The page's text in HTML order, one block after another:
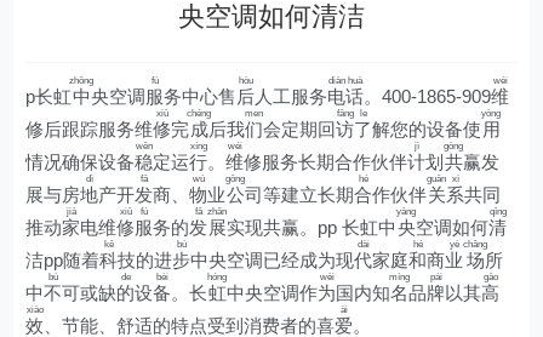
央空调如何清洁
p长虹中
zhōng
央空调服
fú
务中心售 后
hòu
人工服务电
diàn
话
huà
。400-1865-909维
wéi
修后跟踪服务维修
xiū
完成
chéng
后我们
men
会定期回访
fǎng
了
le
解您的设备使 用
yòng
情况确保设备稳
wěn
定运行
xíng
。维
wéi
修服务长期合作伙伴计
jì
划 共
gòng
赢发
展与房地
dì
产开发
fā
商、物
wù
业公
gōng
司等建立长期合
hé
作伙伴关
guān
系
xì
共同
推动家
jiā
电维修
xiū
服
fú
务的发
fā
展
zhǎn
实现共赢。pp 长虹中央
yāng
空调如何清
qīng
洁pp随着科
kē
技的进步
bù
中央空调已经成为现代
dài
家庭和
hé
商业
yè
场
chǎng
所
中不
bù
可或缺的
de
设备
bèi
。长虹
hóng
中央空调作为
wèi
国内知名
míng
品牌
pái
以其高
gāo
效
xiào
、节能、舒适的特点受到消费者的喜爱
ài
。